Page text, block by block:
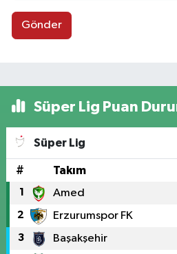
Gönder
Süper Lig Puan
Süper Lig
# Takım
1 Amed
2 Erzurumspor FK
3 Başakşehir